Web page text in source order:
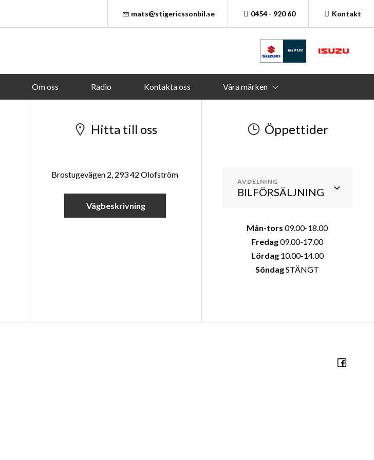
mats@stigericssonbil.se 0454 - 920 60 Kontakt
Om oss Radio Kontakta oss Våra märken
Hitta till oss
Brostugevägen 2, 293 42 Olofström
Vägbeskrivning
Öppettider
AVDELNING
Mån-tors 09.00-18.00
Fredag09.00-17.00
Lördag10.00-14.00
SöndagSTÄNGT